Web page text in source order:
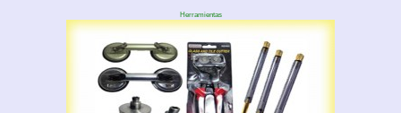
Herramientas